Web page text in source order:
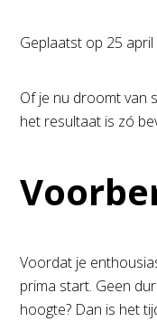
Geplaatst op 25
Of je nu droomt van
het resultaat is zó
Voordat je
prima start. Geen
hoogte? Dan is het